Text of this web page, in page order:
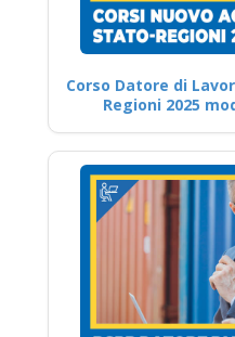
Corso Datore di
Regioni 2025